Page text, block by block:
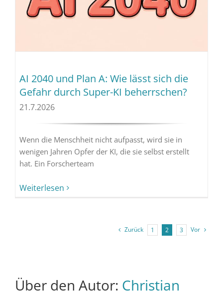
AI 2040 und Plan A: Wie lässt sich die
Gefahr durch Super-KI beherrschen?
21.7.2026
Wenn die Menschheit nicht aufpasst, wird sie in
wenigen Jahren Opfer der KI, die sie selbst erstellt
hat. Ein Forscherteam
Weiterlesen
Zurück 1 2 3 Vor
Über den Autor: Christian